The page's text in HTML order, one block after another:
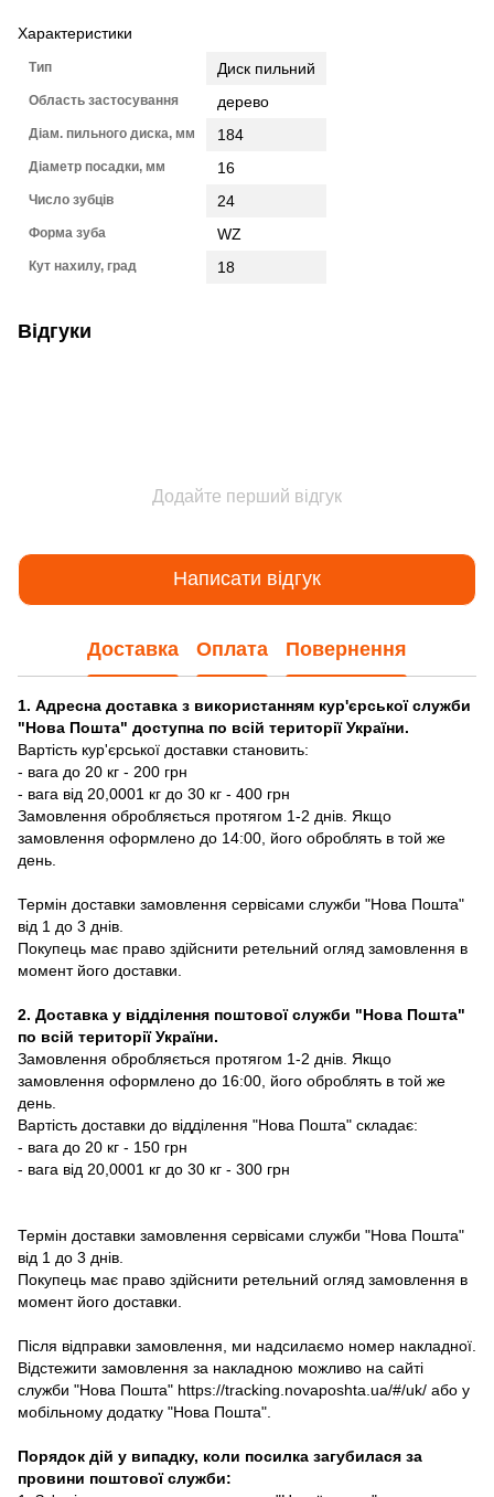
Характеристики
Тип Диск пильний
Область застосування дерево
Діам. пильного диска, мм 184
Діаметр посадки, мм 16
Число зубців 24
Форма зуба WZ
Кут нахилу, град 18
Відгуки
Додайте перший відгук
Написати відгук
Доставка Оплата Повернення
1. Адресна доставка з використанням кур'єрської служби
"Нова Пошта" доступна по всій території України.
Вартість кур'єрської доставки становить:
- вага до 20 кг - 200 грн
- вага від 20,0001 кг до 30 кг - 400 грн
Замовлення обробляється протягом 1-2 днів. Якщо
замовлення оформлено до 14:00, його оброблять в той же
день.
Термін доставки замовлення сервісами служби "Нова Пошта"
від 1 до 3 днів.
Покупець має право здійснити ретельний огляд замовлення в
момент його доставки.
2. Доставка у відділення поштової служби "Нова Пошта"
по всій території України.
Замовлення обробляється протягом 1-2 днів. Якщо
замовлення оформлено до 16:00, його оброблять в той же
день.
Вартість доставки до відділення "Нова Пошта" складає:
- вага до 20 кг - 150 грн
- вага від 20,0001 кг до 30 кг - 300 грн
Термін доставки замовлення сервісами служби "Нова Пошта"
від 1 до 3 днів.
Покупець має право здійснити ретельний огляд замовлення в
момент його доставки.
Після відправки замовлення, ми надсилаємо номер накладної.
Відстежити замовлення за накладною можливо на сайті
служби "Нова Пошта" https://tracking.novaposhta.ua/#/uk/ або у
мобільному додатку "Нова Пошта".
Порядок дій у випадку, коли посилка загубилася за
провини поштової служби: